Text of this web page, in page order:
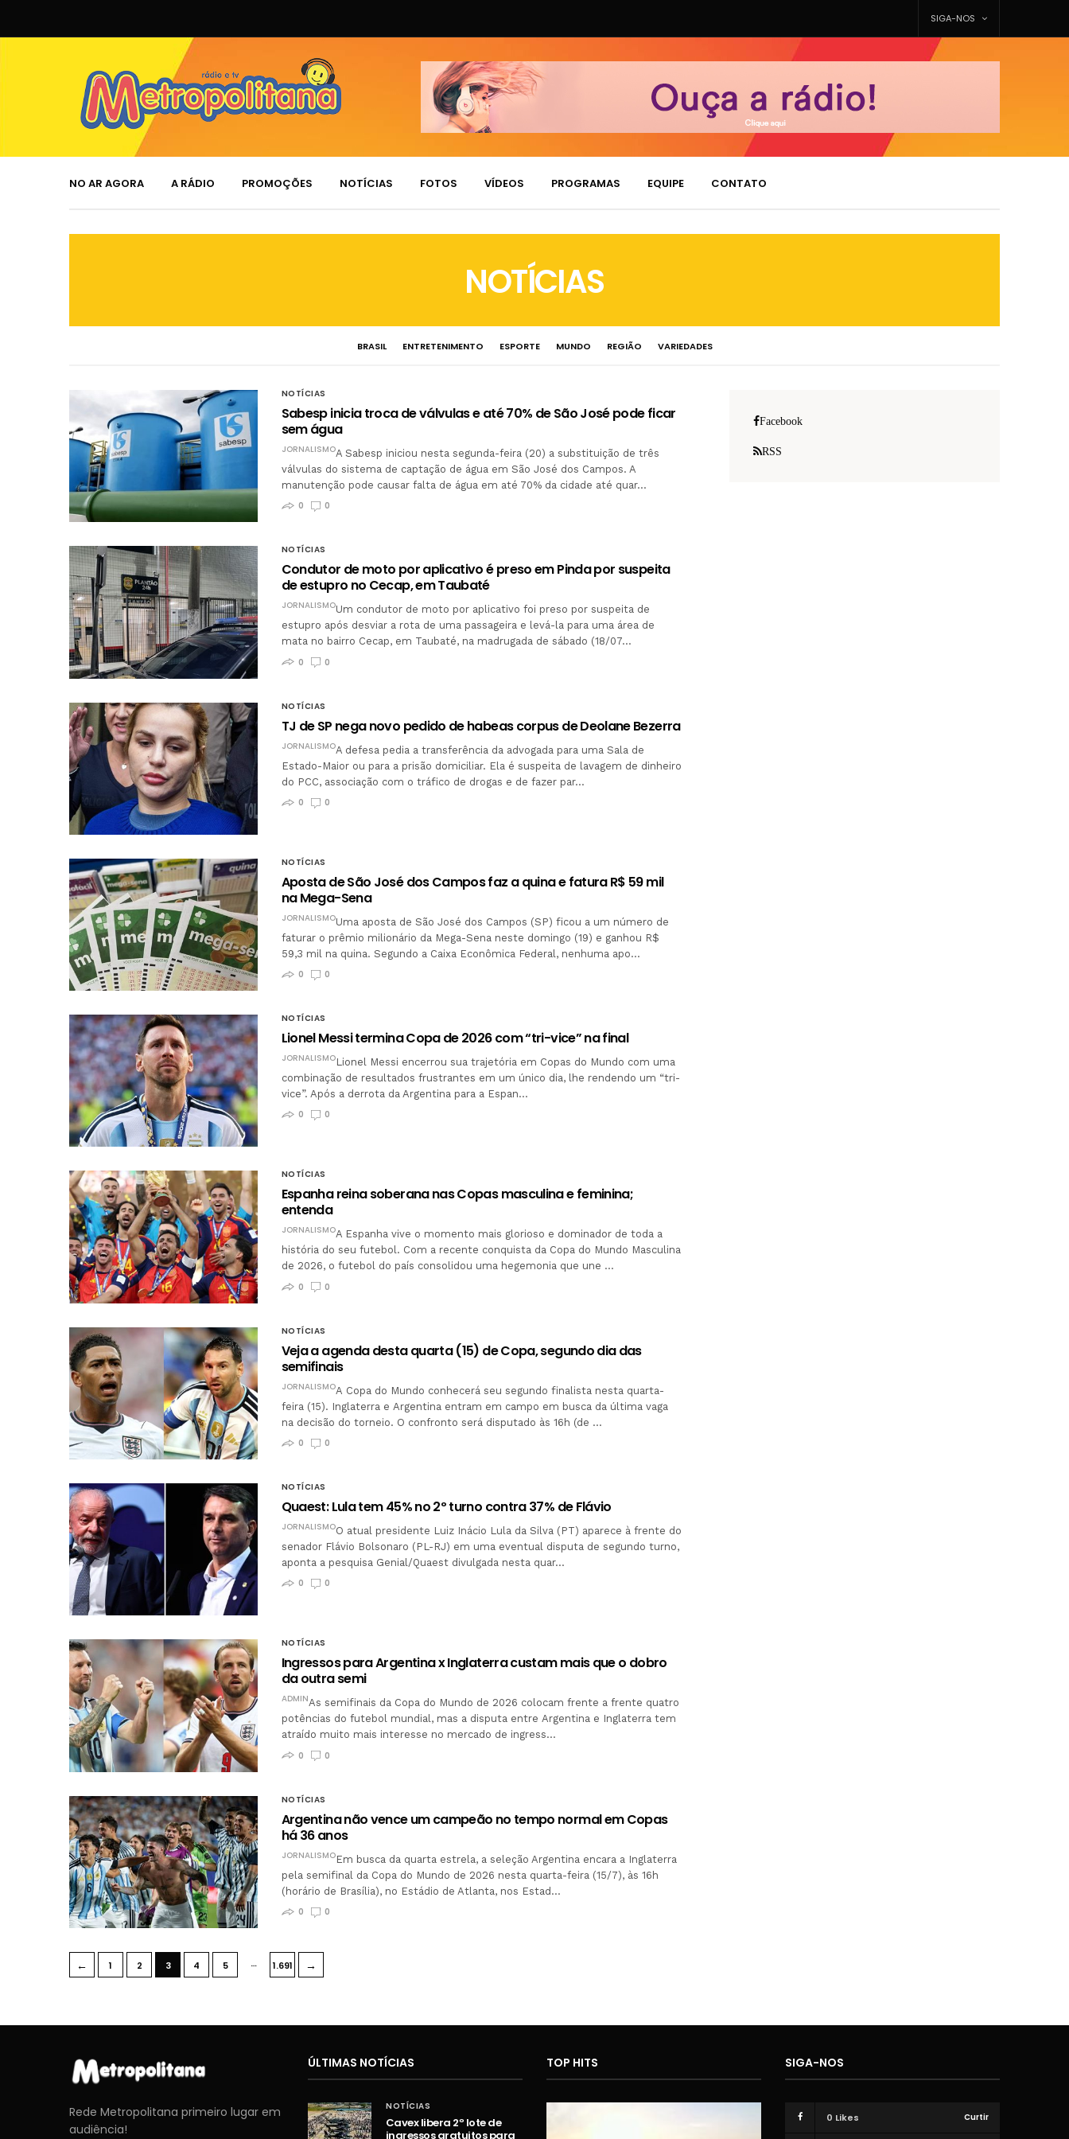
SIGA-NOS
NO AR AGORA A RÁDIO PROMOÇÕES NOTÍCIAS FOTOS VÍDEOS PROGRAMAS EQUIPE CONTATO
NOTÍCIAS
BRASIL ENTRETENIMENTO ESPORTE MUNDO REGIÃO VARIEDADES
NOTÍCIAS
Sabesp inicia troca de válvulas e até 70% de São José pode ficar
sem água
JORNALISMOA Sabesp iniciou nesta segunda-feira (20) a substituição de três
válvulas do sistema de captação de água em São José dos Campos. A
manutenção pode causar falta de água em até 70% da cidade até quar…
0
0
NOTÍCIAS
Condutor de moto por aplicativo é preso em Pinda por suspeita
de estupro no Cecap, em Taubaté
JORNALISMOUm condutor de moto por aplicativo foi preso por suspeita de
estupro após desviar a rota de uma passageira e levá-la para uma área de
mata no bairro Cecap, em Taubaté, na madrugada de sábado (18/07…
0
0
NOTÍCIAS
TJ de SP nega novo pedido de habeas corpus de Deolane Bezerra
JORNALISMOA defesa pedia a transferência da advogada para uma Sala de
Estado-Maior ou para a prisão domiciliar. Ela é suspeita de lavagem de dinheiro
do PCC, associação com o tráfico de drogas e de fazer par…
0
0
NOTÍCIAS
Aposta de São José dos Campos faz a quina e fatura R$ 59 mil
na Mega-Sena
JORNALISMOUma aposta de São José dos Campos (SP) ficou a um número de
faturar o prêmio milionário da Mega-Sena neste domingo (19) e ganhou R$
59,3 mil na quina. Segundo a Caixa Econômica Federal, nenhuma apo…
0
0
NOTÍCIAS
Lionel Messi termina Copa de 2026 com “tri-vice” na final
JORNALISMOLionel Messi encerrou sua trajetória em Copas do Mundo com uma
combinação de resultados frustrantes em um único dia, lhe rendendo um “tri-
vice”. Após a derrota da Argentina para a Espan…
0
0
NOTÍCIAS
Espanha reina soberana nas Copas masculina e feminina;
entenda
JORNALISMOA Espanha vive o momento mais glorioso e dominador de toda a
história do seu futebol. Com a recente conquista da Copa do Mundo Masculina
de 2026, o futebol do país consolidou uma hegemonia que une …
0
0
NOTÍCIAS
Veja a agenda desta quarta (15) de Copa, segundo dia das
semifinais
JORNALISMOA Copa do Mundo conhecerá seu segundo finalista nesta quarta-
feira (15). Inglaterra e Argentina entram em campo em busca da última vaga
na decisão do torneio. O confronto será disputado às 16h (de …
0
0
NOTÍCIAS
Quaest: Lula tem 45% no 2º turno contra 37% de Flávio
JORNALISMOO atual presidente Luiz Inácio Lula da Silva (PT) aparece à frente do
senador Flávio Bolsonaro (PL-RJ) em uma eventual disputa de segundo turno,
aponta a pesquisa Genial/Quaest divulgada nesta quar…
0
0
NOTÍCIAS
Ingressos para Argentina x Inglaterra custam mais que o dobro
da outra semi
ADMINAs semifinais da Copa do Mundo de 2026 colocam frente a frente quatro
potências do futebol mundial, mas a disputa entre Argentina e Inglaterra tem
atraído muito mais interesse no mercado de ingress…
0
0
NOTÍCIAS
Argentina não vence um campeão no tempo normal em Copas
há 36 anos
JORNALISMOEm busca da quarta estrela, a seleção Argentina encara a Inglaterra
pela semifinal da Copa do Mundo de 2026 nesta quarta-feira (15/7), às 16h
(horário de Brasília), no Estádio de Atlanta, nos Estad…
0
0
← 1 2 3 4 5 … 1.691 →
Facebook
RSS
Rede Metropolitana primeiro lugar em
audiência!
ÚLTIMAS NOTÍCIAS
NOTÍCIAS
Cavex libera 2º lote de
ingressos gratuitos para
TOP HITS SIGA-NOS
0 Likes Curtir